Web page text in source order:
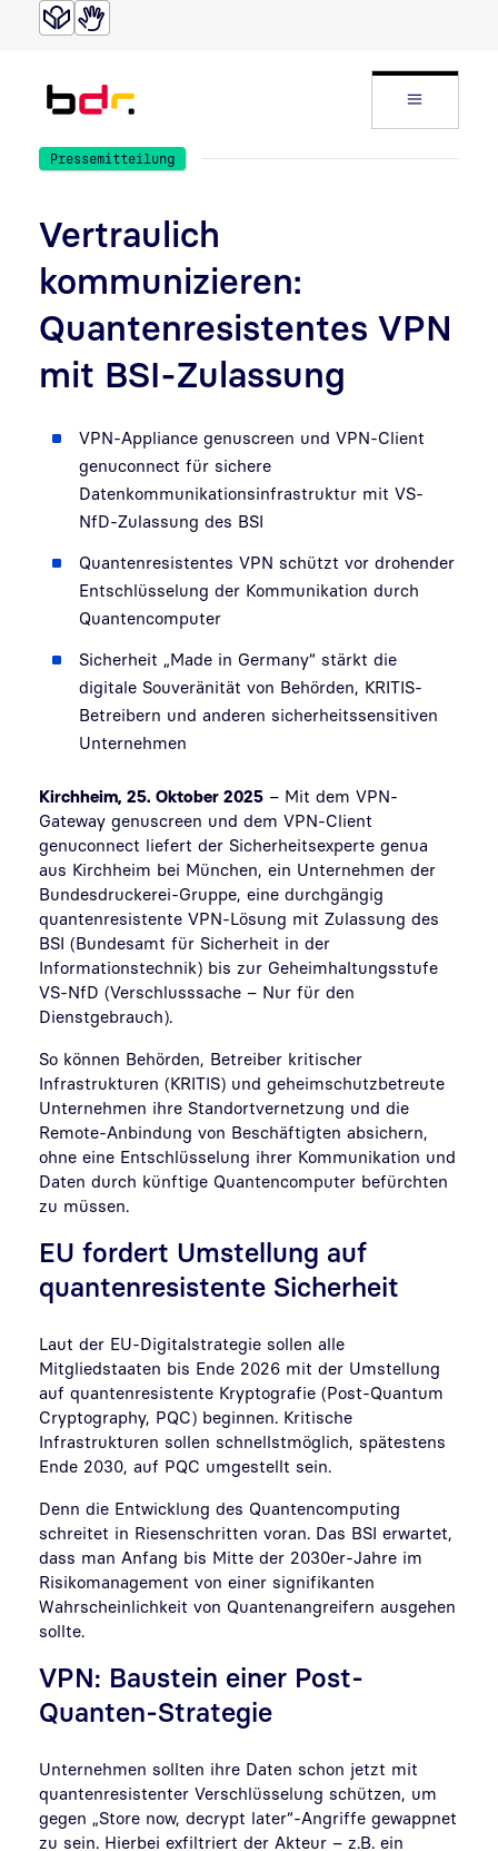
Direkt zur Suche
Direkt zum Inhalt
Pressemitteilung
Vertraulich
kommunizieren:
Quantenresistentes VPN
mit BSI-Zulassung
VPN-Appliance genuscreen und VPN-Client
genuconnect für sichere
Datenkommunikationsinfrastruktur mit VS-
NfD-Zulassung des BSI
Quantenresistentes VPN schützt vor drohender
Entschlüsselung der Kommunikation durch
Quantencomputer
Sicherheit „Made in Germany“ stärkt die
digitale Souveränität von Behörden, KRITIS-
Betreibern und anderen sicherheitssensitiven
Unternehmen
Kirchheim, 25. Oktober 2025 – Mit dem VPN-
Gateway genuscreen und dem VPN-Client
genuconnect liefert der Sicherheitsexperte genua
aus Kirchheim bei München, ein Unternehmen der
Bundesdruckerei-Gruppe, eine durchgängig
quantenresistente VPN-Lösung mit Zulassung des
BSI (Bundesamt für Sicherheit in der
Informationstechnik) bis zur Geheimhaltungsstufe
VS-NfD (Verschlusssache – Nur für den
Dienstgebrauch).
So können Behörden, Betreiber kritischer
Infrastrukturen (KRITIS) und geheimschutzbetreute
Unternehmen ihre Standortvernetzung und die
Remote-Anbindung von Beschäftigten absichern,
ohne eine Entschlüsselung ihrer Kommunikation und
Daten durch künftige Quantencomputer befürchten
zu müssen.
EU fordert Umstellung auf
quantenresistente Sicherheit
Laut der EU-Digitalstrategie sollen alle
Mitgliedstaaten bis Ende 2026 mit der Umstellung
auf quantenresistente Kryptografie (Post-Quantum
Cryptography, PQC) beginnen. Kritische
Infrastrukturen sollen schnellstmöglich, spätestens
Ende 2030, auf PQC umgestellt sein.
Denn die Entwicklung des Quantencomputing
schreitet in Riesenschritten voran. Das BSI erwartet,
dass man Anfang bis Mitte der 2030er-Jahre im
Risikomanagement von einer signifikanten
Wahrscheinlichkeit von Quantenangreifern ausgehen
sollte.
VPN: Baustein einer Post-
Quanten-Strategie
Unternehmen sollten ihre Daten schon jetzt mit
quantenresistenter Verschlüsselung schützen, um
gegen „Store now, decrypt later“-Angriffe gewappnet
zu sein. Hierbei exfiltriert der Akteur – z.B. ein